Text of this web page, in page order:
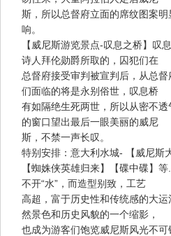
斯，所以总督府立面的席纹图案
响。
【威尼斯游览景点-叹息之桥】叹
诗人拜伦勋爵所取的，囚犯们在
总督府接受审判被宣判后，从总
们面临的将是永别俗世，叹息桥
有如隔绝生死两世，所以从密不
的窗口望出最后一眼美丽的威尼
斯，不禁一声长叹。
特别安排：意大利水城- 【威尼斯
【蜘姝侠英雄归来】【碟中碟】
不开“水”，而造型别致，工艺
高超，富于历史性和传统感的大
然景色和历史风貌的一个缩影，
也成为游客们饱览威尼斯风光不